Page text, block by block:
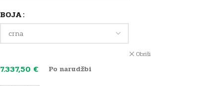
BOJA
Obriši
7.337,50 € Po narudžbi